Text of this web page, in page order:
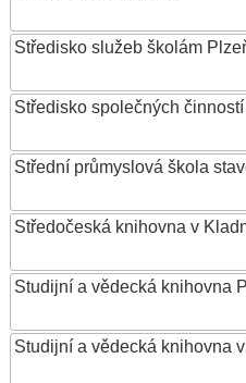
Středisko služeb školám
Středisko společných činností
Střední průmyslová škola
Středočeská knihovna v
Studijní a vědecká knihovna
Studijní a vědecká knihovna